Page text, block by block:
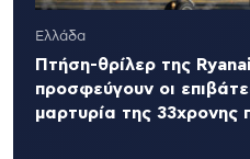
Ελλάδα
Πτήση-θρίλερ της
προσφεύγουν οι
μαρτυρία της